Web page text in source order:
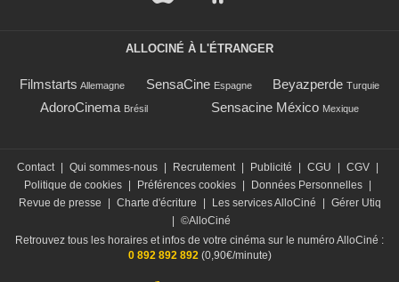
ALLOCINÉ À L'ÉTRANGER
Filmstarts Allemagne SensaCine Espagne Beyazperde Turquie
AdoroCinema Brésil Sensacine México Mexique
Contact | Qui sommes-nous | Recrutement | Publicité | CGU | CGV |
Politique de cookies | Préférences cookies | Données Personnelles |
Revue de presse
| Charte d'écriture | Les services AlloCiné | Gérer Utiq
| ©AlloCiné
Retrouvez tous les horaires et infos de votre cinéma sur le numéro AlloCiné :
0 892 892 892 (0,90€/minute)